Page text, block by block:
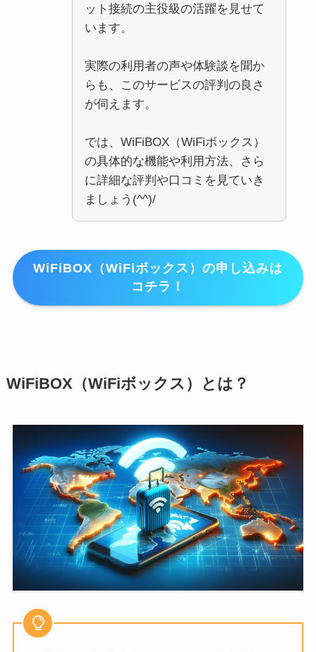
ット接続の主役級の活躍を見せて
います。
実際の利用者の声や体験談を聞か
らも、このサービスの評判の良さ
が伺えます。
では、WiFiBOX（WiFiボックス）
の具体的な機能や利用方法、さら
に詳細な評判や口コミを見ていき
ましょう(^^)/
WiFiBOX（WiFiボックス）の申し込みは
コチラ！
WiFiBOX（WiFiボックス）とは？